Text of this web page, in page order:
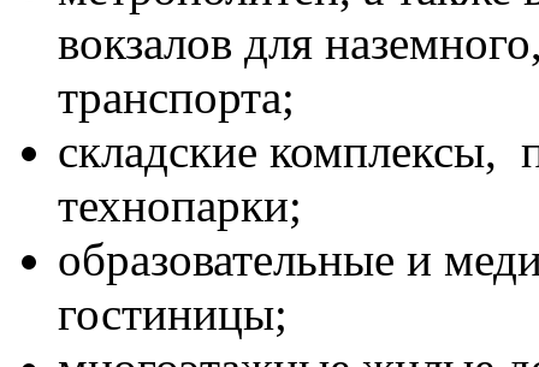
вокзалов для
транспорта;
складские комплексы,
технопарки;
образовательные и
гостиницы;